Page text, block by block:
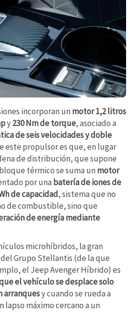
incorporan un motor 1,2 litros
y230 Nm de torque, asociado a
deseisvelocidadesy doble
este propulsor es que, en lugar
de distribución, que supone
térmico se suma un motor
por una batería de iones de
de capacidad, sistema que no
de combustible, sino que
de energía mediante
microhíbridos, la gran
Grupo Stellantis (de la que
el Jeep Avenger Híbrido) es
el vehículo se desplace solo
arranquesy cuando se rueda a
lapso máximo cercano a un